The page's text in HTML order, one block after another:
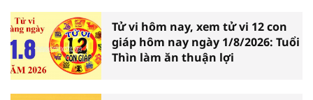
Tử vi hôm nay, xem tử vi 12 con
giáp hôm nay ngày 1/8/2026: Tuổi
Thìn làm ăn thuận lợi